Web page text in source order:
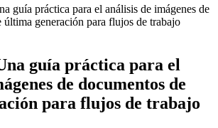
guía práctica para el análisis de imágenes de
última generación para flujos de trabajo
guía práctica para el
de documentos de
para flujos de trabajo